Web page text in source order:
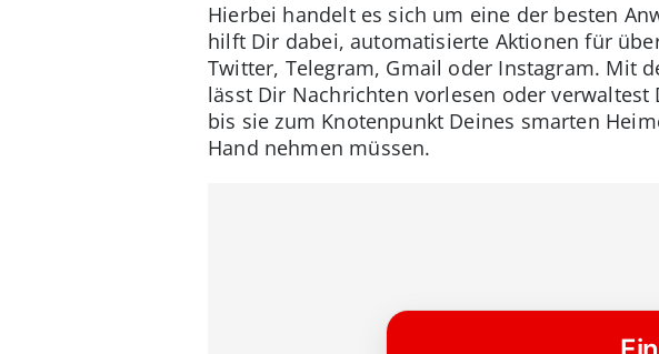
Hierbei handelt es sich um eine der besten
hilft Dir dabei, automatisierte Aktionen für
Twitter, Telegram, Gmail oder Instagram. Mit
lässt Dir Nachrichten vorlesen oder verwaltest
bis sie zum Knotenpunkt Deines smarten
Hand nehmen müssen.